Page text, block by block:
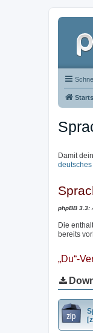
Damit
phpBB 3.3:
Die
bereits
„Du“-